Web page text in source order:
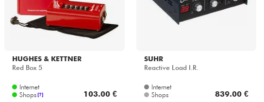
HUGHES & KETTNER
Red Box 5
Internet
Shops [?] 103.00 €
SUHR
Reactive Load I.R.
Internet
Shops
839.00 €